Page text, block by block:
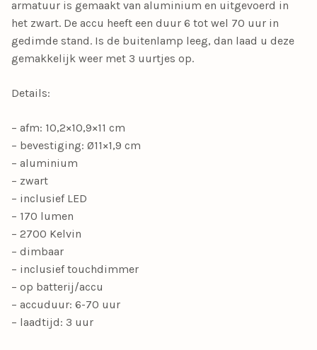
armatuur is gemaakt van aluminium en uitgevoerd in
het zwart. De accu heeft een duur 6 tot wel 70 uur in
gedimde stand. Is de buitenlamp leeg, dan laad u deze
gemakkelijk weer met 3 uurtjes op.
Details:
– afm: 10,2×10,9×11 cm
– bevestiging: Ø11×1,9 cm
– aluminium
– zwart
– inclusief LED
– 170 lumen
– 2700 Kelvin
– dimbaar
– inclusief touchdimmer
– op batterij/accu
– accuduur: 6-70 uur
– laadtijd: 3 uur